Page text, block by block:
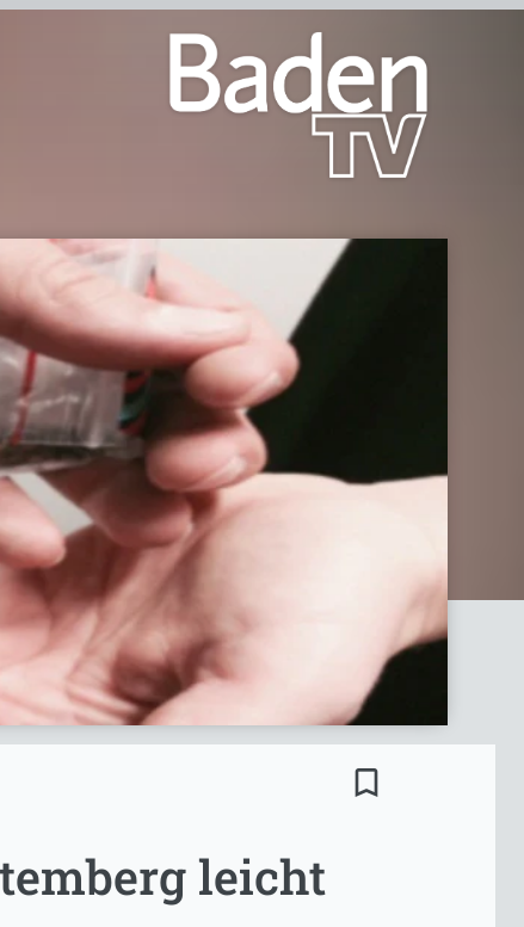
bookmark_border
leicht